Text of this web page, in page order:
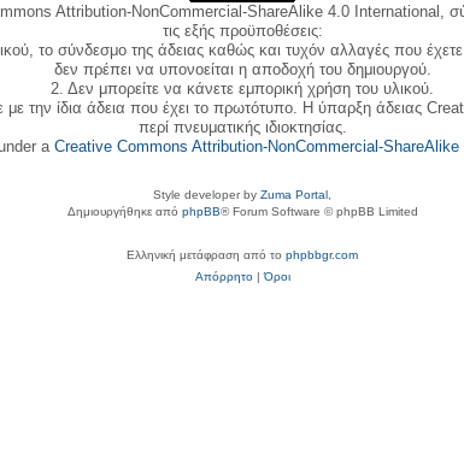
Attribution-NonCommercial-ShareAlike 4.0 International,
τις εξής προϋποθέσεις:
το σύνδεσμο της άδειας καθώς και τυχόν αλλαγές που
δεν πρέπει να υπονοείται η αποδοχή του δημιουργού.
2. Δεν μπορείτε να κάνετε εμπορική χρήση του υλικού.
την ίδια άδεια που έχει το πρωτότυπο. Η ύπαρξη άδειας
περί πνευματικής ιδιοκτησίας.
a Creative Commons Attribution-NonCommercial-
Style developer by Zuma Portal
Δημιουργήθηκε από phpBB® Forum Software © phpBB Limited
Ελληνική μετάφραση από το phpbbgr.com
Απόρρητο|Όροι